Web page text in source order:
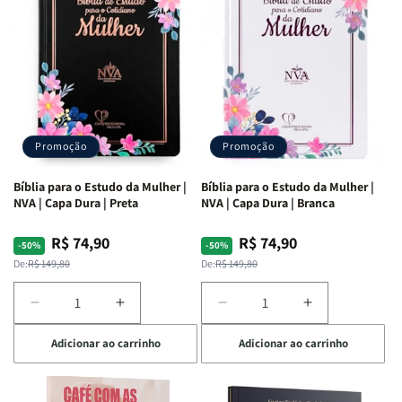
Ribeiro
Ribeiro
Promoção
Bíblia para o Estudo da Mulher |
NVA | Capa Dura | Preta
-50%
Preço
normal
De:R$ 149,80
Preço
promocional
R$ 74,90
Diminuir
a
quantidade
de
Bíblia
Aumentar
a
quantidade
de
Bíblia
Adicionar ao carrinho
Promoção
Bíblia para o Estudo da Mulher |
NVA | Capa Dura | Branca
-50%
Preço
normal
De:R$ 149,80
Preço
promocional
R$ 74,90
Diminuir
a
quantidade
de
Bíblia
Aumentar
a
quantidade
de
Bíblia
Adicionar ao carrinho